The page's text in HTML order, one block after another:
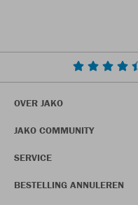
OVER JAKO
JAKO COMMUNITY
SERVICE
BESTELLING ANNULEREN